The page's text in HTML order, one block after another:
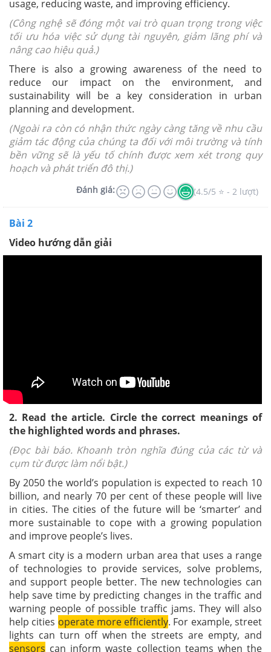
usage, reducing waste, and improving efficiency.
(Công nghệ sẽ đóng một vai trò quan trọng trong việc
tối ưu hóa việc sử dụng tài nguyên, giảm lãng phí và
nâng cao hiệu quả.)
There is also a growing awareness of the need to
reduce our impact on the environment, and
sustainability will be a key consideration in urban
planning and development.
(Ngoài ra còn có nhận thức ngày càng tăng về nhu cầu
giảm tác động của chúng ta đối với môi trường và tính
bền vững sẽ là yếu tố chính được xem xét trong quy
hoạch và phát triển đô thị.)
Đánh giá: (4.5/5 ⭐ - 2 lượt)
Bài 2
Video hướng dẫn giải
2. Read the article. Circle the correct meanings of
the highlighted words and phrases.
(Đọc bài báo. Khoanh tròn nghĩa đúng của các từ và
cụm từ được làm nổi bật.)
By 2050 the world’s population is expected to reach 10
billion, and nearly 70 per cent of these people will live
in cities. The cities of the future will be ‘smarter’ and
more sustainable to cope with a growing population
and improve people’s lives.
A smart city is a modern urban area that uses a range
of technologies to provide services, solve problems,
and support people better. The new technologies can
help save time by predicting changes in the traffic and
warning people of possible traffic jams. They will also
help cities operate more efficiently. For example, street
lights can turn off when the streets are empty, and
sensors can inform waste collection teams when the